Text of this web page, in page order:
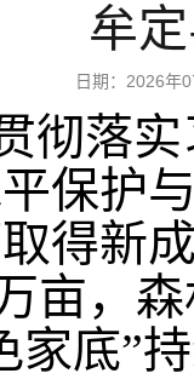
牟
日期：2026
彻落
保护
得新
亩，
家底”